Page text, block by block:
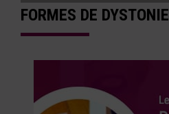
FORMES DE DYSTONIE